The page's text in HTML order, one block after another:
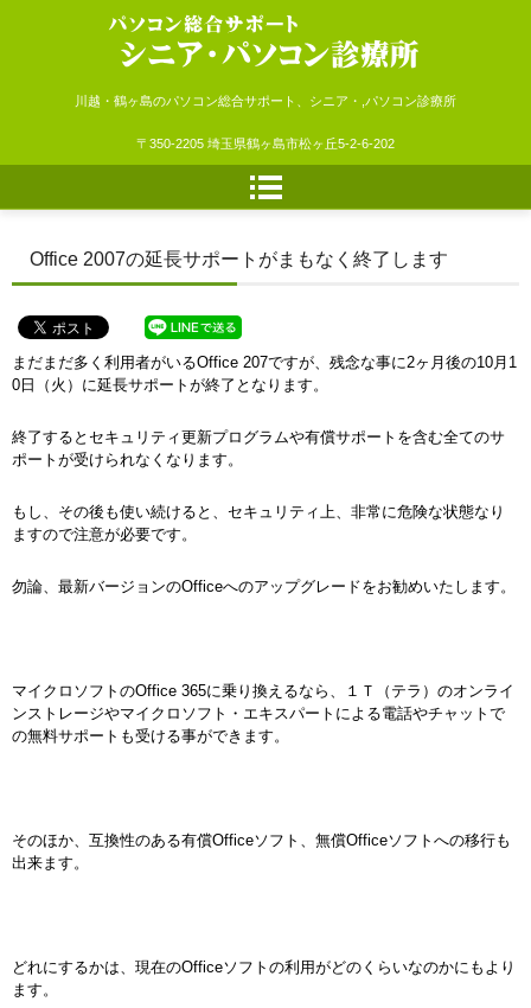
シニア・パソコン診療所
川越・鶴ヶ島のパソコン総合サポート、シニア・,パソコン診療所
〒350-2205 埼玉県鶴ヶ島市松ヶ丘5-2-6-202
Office 2007の延長サポートがまもなく終了します
まだまだ多く利用者がいるOffice 207ですが、残念な事に2ヶ月後の10月1
0日（火）に延長サポートが終了となります。
終了するとセキュリティ更新プログラムや有償サポートを含む全てのサ
ポートが受けられなくなります。
もし、その後も使い続けると、セキュリティ上、非常に危険な状態なり
ますので注意が必要です。
勿論、最新バージョンのOfficeへのアップグレードをお勧めいたします。
マイクロソフトのOffice 365に乗り換えるなら、１Ｔ（テラ）のオンライ
ンストレージやマイクロソフト・エキスパートによる電話やチャットで
の無料サポートも受ける事ができます。
そのほか、互換性のある有償Officeソフト、無償Officeソフトへの移行も
出来ます。
どれにするかは、現在のOfficeソフトの利用がどのくらいなのかにもより
ます。